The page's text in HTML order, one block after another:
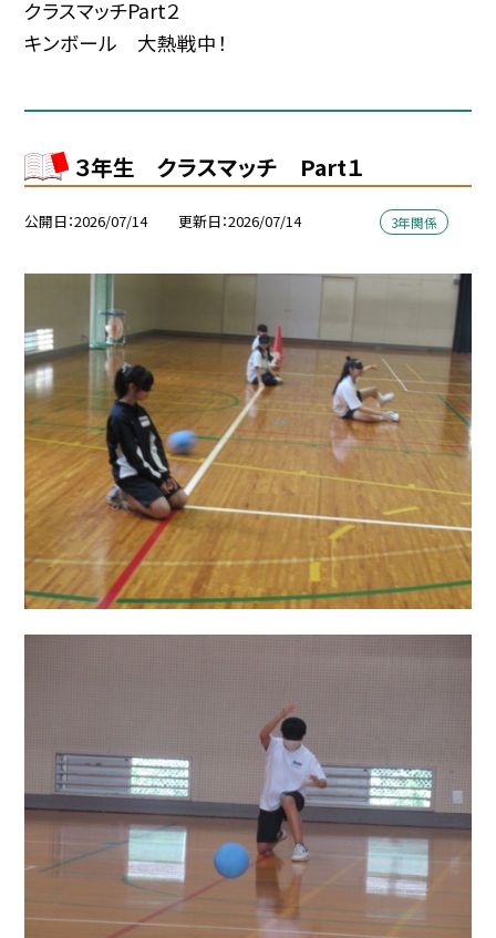
クラスマッチPart２
キンボール 大熱戦中！
３年生 クラスマッチ Part１
公開日 2026/07/14 更新日 2026/07/14 3年関係